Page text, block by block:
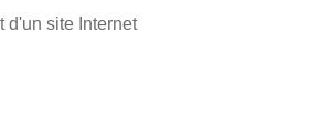
d'un site Internet